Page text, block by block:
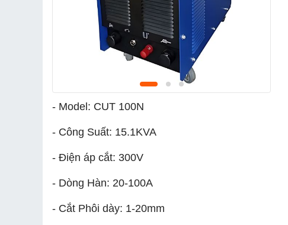
- Model: CUT 100N
- Công Suất: 15.1KVA
- Điện áp cắt: 300V
- Dòng Hàn: 20-100A
- Cắt Phôi dày: 1-20mm